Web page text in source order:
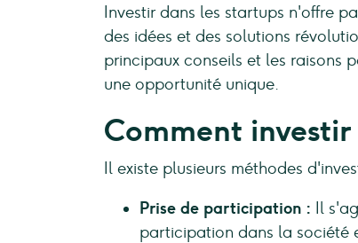
Investir dans les startups n'offre
des idées et des solutions
principaux conseils et les raisons
une opportunité unique.
Comment
Il existe plusieurs méthodes
Prise de participation : Il
participation dans la société